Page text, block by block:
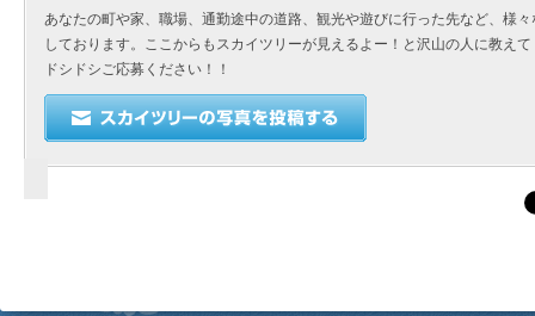
あなたの町や家、職場、通勤途中の道路、観光や遊びに行った先など、様
しております。ここからもスカイツリーが見えるよー！と沢山の人に教え
ドシドシご応募ください！！